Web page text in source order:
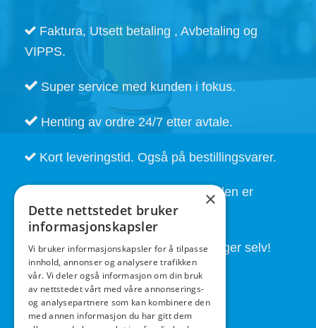
Faktura, Utsett betaling , Avbetaling og
VIPPS.
Super service med kunden i fokus.
Henting av ordre 24/7 etter avtale.
Kort leveringstid. Også på bestillingsvarer.
God service også etter at handelen er
fullført.
Butikken drives av folk som brygger selv!
×
Dette nettstedet bruker
informasjonskapsler
Vi bruker informasjonskapsler for å tilpasse
innhold, annonser og analysere trafikken
vår. Vi deler også informasjon om din bruk
av nettstedet vårt med våre annonserings-
og analysepartnere som kan kombinere den
med annen informasjon du har gitt dem